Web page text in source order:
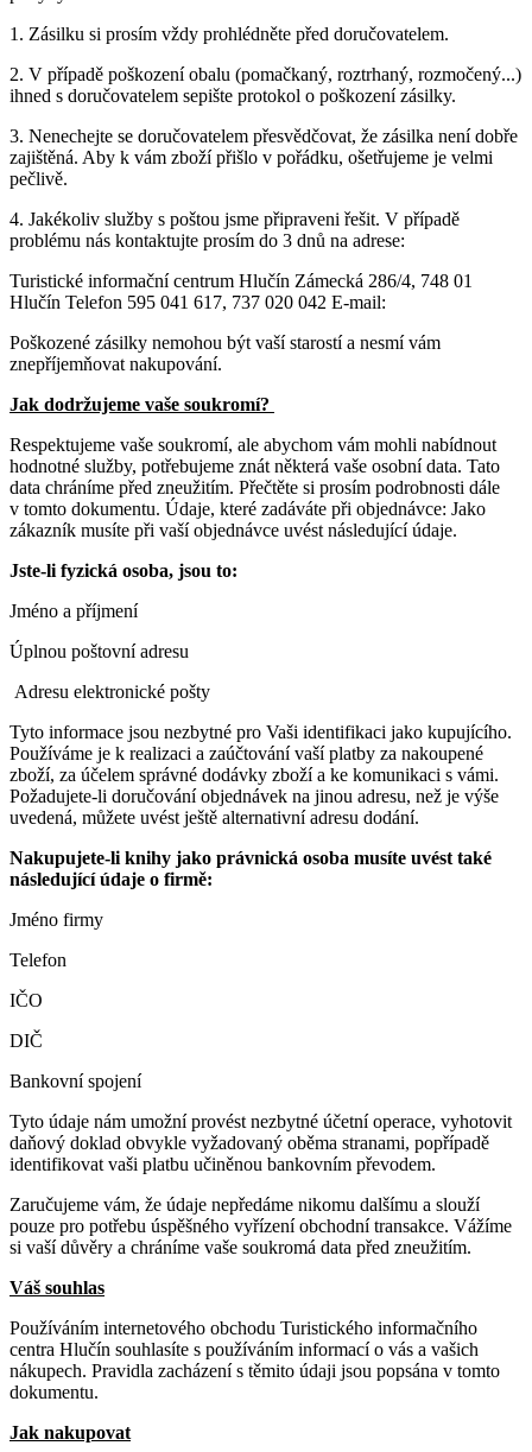
1. Zásilku si prosím vždy prohlédněte před doručovatelem.
2. V případě poškození obalu (pomačkaný, roztrhaný, rozmočený...)
ihned s doručovatelem sepište protokol o poškození zásilky.
3. Nenechejte se doručovatelem přesvědčovat, že zásilka není dobře
zajištěná. Aby k vám zboží přišlo v pořádku, ošetřujeme je velmi
pečlivě.
4. Jakékoliv služby s poštou jsme připraveni řešit. V případě
problému nás kontaktujte prosím do 3 dnů na adrese:
Turistické informační centrum Hlučín Zámecká 286/4, 748 01
Hlučín Telefon 595 041 617, 737 020 042 E-mail:
Poškozené zásilky nemohou být vaší starostí a nesmí vám
znepříjemňovat nakupování.
Jak dodržujeme vaše soukromí?
Respektujeme vaše soukromí, ale abychom vám mohli nabídnout
hodnotné služby, potřebujeme znát některá vaše osobní data. Tato
data chráníme před zneužitím. Přečtěte si prosím podrobnosti dále
v tomto dokumentu. Údaje, které zadáváte při objednávce: Jako
zákazník musíte při vaší objednávce uvést následující údaje.
Jste-li fyzická osoba, jsou to:
Jméno a příjmení
Úplnou poštovní adresu
Adresu elektronické pošty
Tyto informace jsou nezbytné pro Vaši identifikaci jako kupujícího.
Používáme je k realizaci a zaúčtování vaší platby za nakoupené
zboží, za účelem správné dodávky zboží a ke komunikaci s vámi.
Požadujete-li doručování objednávek na jinou adresu, než je výše
uvedená, můžete uvést ještě alternativní adresu dodání.
Nakupujete-li knihy jako právnická osoba musíte uvést také
následující údaje o firmě:
Jméno firmy
Telefon
IČO
DIČ
Bankovní spojení
Tyto údaje nám umožní provést nezbytné účetní operace, vyhotovit
daňový doklad obvykle vyžadovaný oběma stranami, popřípadě
identifikovat vaši platbu učiněnou bankovním převodem.
Zaručujeme vám, že údaje nepředáme nikomu dalšímu a slouží
pouze pro potřebu úspěšného vyřízení obchodní transakce. Vážíme
si vaší důvěry a chráníme vaše soukromá data před zneužitím.
Váš souhlas
Používáním internetového obchodu Turistického informačního
centra Hlučín souhlasíte s používáním informací o vás a vašich
nákupech. Pravidla zacházení s těmito údaji jsou popsána v tomto
dokumentu.
Jak nakupovat